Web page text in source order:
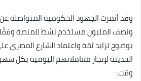
وقد أثمرت الجهود الحكومية المتواصلة
ونصف المليون مستخدم نشط للمنصة
بوضوح تزايد ثقة واعتماد الشارع المصري
الحديثة لإنجاز معاملاتهم اليومية بكل
وقت.